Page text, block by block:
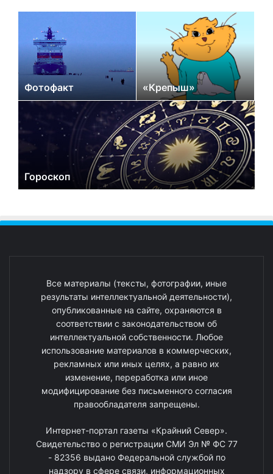
Фотофакт «Крепыш»
Гороскоп
Все материалы (тексты, фотографии, иные
результаты интеллектуальной деятельности),
опубликованные на сайте, охраняются в
соответствии с законодательством об
интеллектуальной собственности. Любое
использование материалов в коммерческих,
рекламных или иных целях, а равно их
изменение, переработка или иное
модифицирование без письменного согласия
правообладателя запрещены.
Интернет-портал газеты «Крайний Север».
Свидетельство о регистрации СМИ Эл № ФС 77
- 82356 выдано Федеральной службой по
надзору в сфере связи, информационных